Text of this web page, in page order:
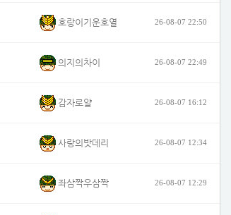
호랑이기운호열 26-08-07 22:50
의지의차이 26-08-07 22:49
감자로얄 26-08-07 16:12
사랑의밧데리 26-08-07 12:34
좌삼짝우삼짝 26-08-07 12:29